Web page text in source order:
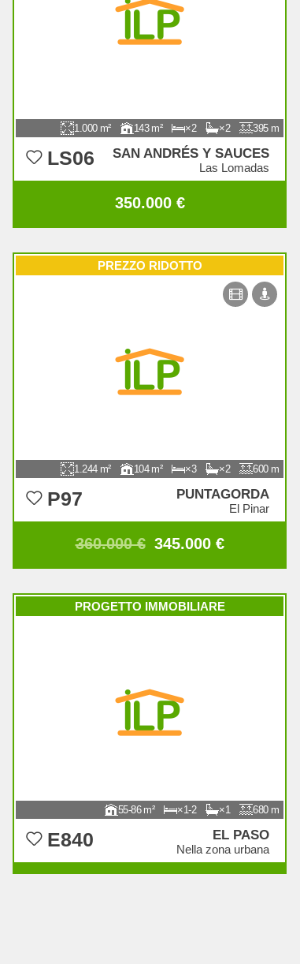
1.000 143 2 2 395
LS06 SAN ANDRÉS Y SAUCES
Las Lomadas
350.000 €
1.244 104 3 2 600
P97 PUNTAGORDA
El Pinar
360.000 € 345.000 €
PREZZO RIDOTTO
55-86 1-2 1 680
E840 EL PASO
Nella zona urbana
PROGETTO IMMOBILIARE